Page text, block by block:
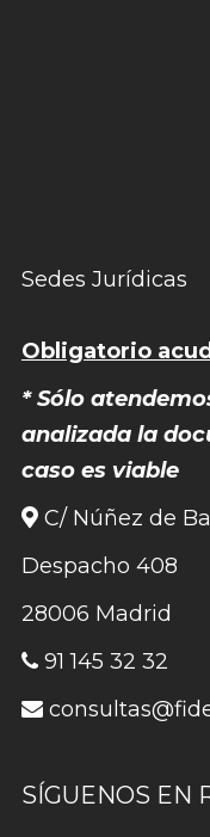
Sedes Jurídicas
Obligatorio
* Sólo
analizada la
caso es viable
C/ Núñez de
Despacho 408
28006 Madrid
91 145 32 32
SÍGUENOS EN